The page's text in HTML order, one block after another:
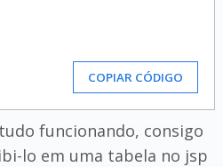
COPIAR CÓDIGO
funcionando, consigo
lo em uma tabela no jsp